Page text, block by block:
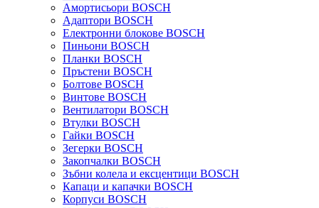
Амортисьори BOSCH
Адаптори BOSCH
Електронни блокове BOSCH
Пиньони BOSCH
Планки BOSCH
Пръстени BOSCH
Болтове BOSCH
Винтове BOSCH
Вентилатори BOSCH
Втулки BOSCH
Гайки BOSCH
Зегерки BOSCH
Закопчалки BOSCH
Зъбни колела и ексцентици BOSCH
Капаци и капачки BOSCH
Корпуси BOSCH